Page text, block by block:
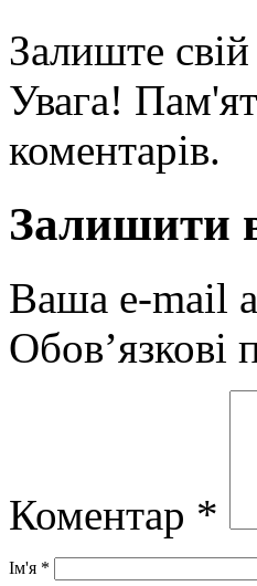
Залиште
Увага!
коментарів.
Залишити
Ваша e-mail
Обов’язкові
Коментар *
Ім'я *